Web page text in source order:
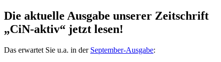
Die aktuelle Ausgabe unserer Zeitschrift
„CiN-aktiv“ jetzt lesen!
Das erwartet Sie u.a. in der September-Ausgabe: